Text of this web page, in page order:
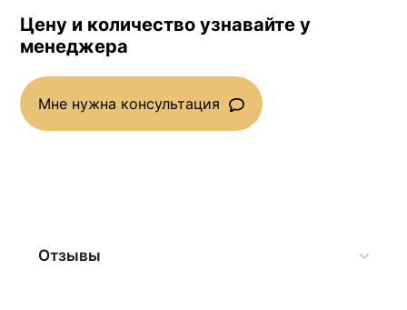
Цену и количество узнавайте у
менеджера
Мне нужна консультация
Отзывы